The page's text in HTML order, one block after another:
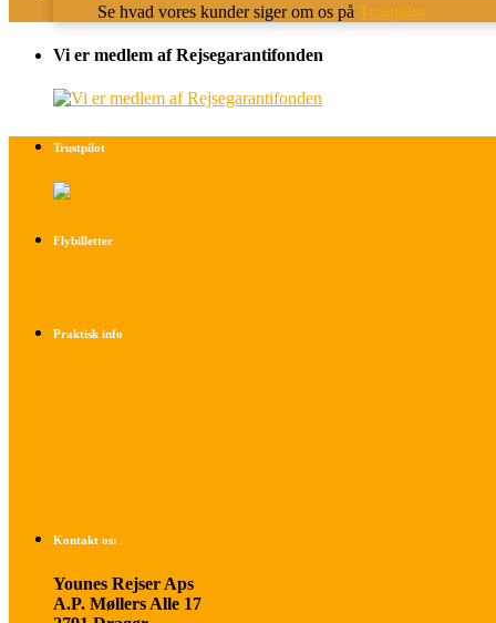
Se hvad vores kunder siger om os på Trustpilot
Vi er medlem af Rejsegarantifonden
Trustpilot
Flybilletter
Praktisk info
Kontakt os:
Younes Rejser Aps
A.P. Møllers Alle 17